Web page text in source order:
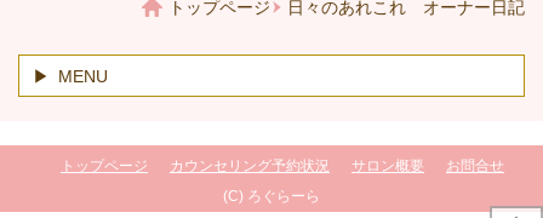
トップページ 日々のあれこれ オーナー日記
MENU
(C) ろぐらーら
トップページ カウンセリング予約状況 サロン概要 お問合せ